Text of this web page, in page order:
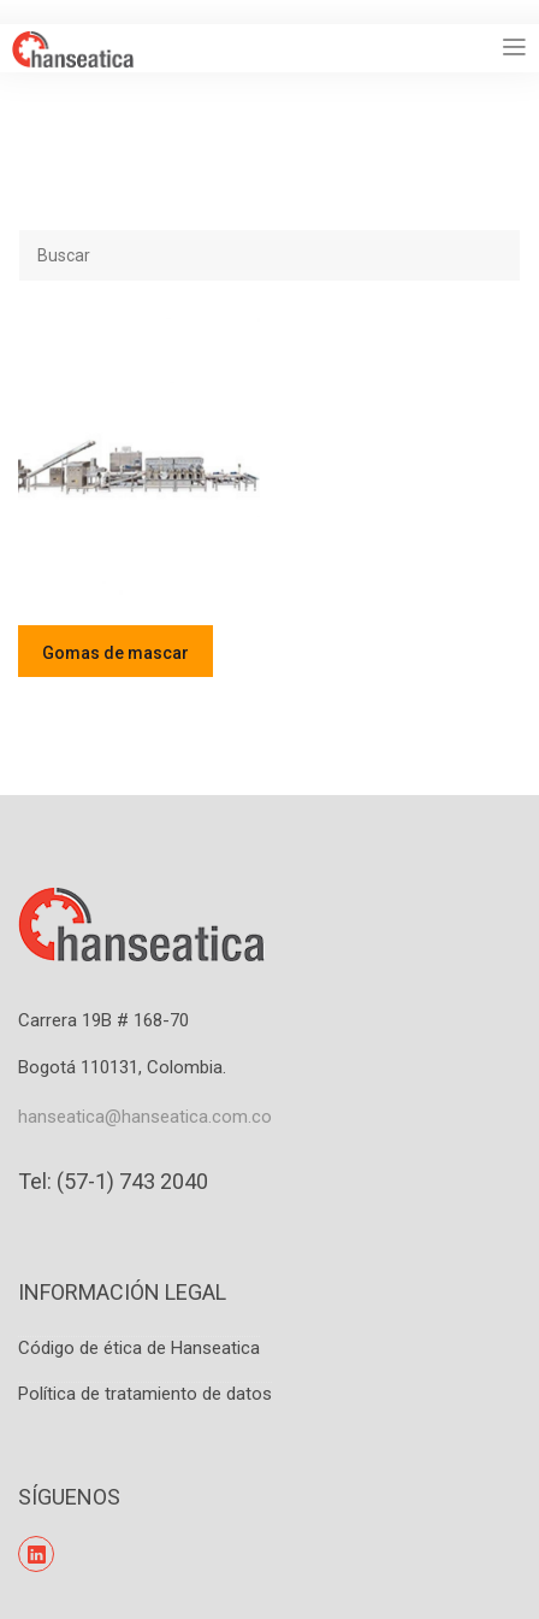
Gomas de mascar
Carrera 19B # 168-70
Bogotá 110131, Colombia.
hanseatica@hanseatica.com.co
Tel: (57-1) 743 2040
INFORMACIÓN LEGAL
Código de ética de Hanseatica
Política de tratamiento de datos
SÍGUENOS